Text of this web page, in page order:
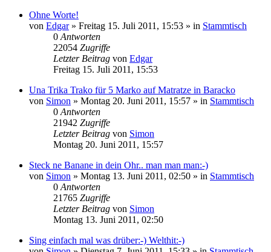
Ohne Worte!
von Edgar» Freitag 15. Juli 2011, 15:53 » in Stammtisch
0 Antworten
22054 Zugriffe
Letzter Beitrag von Edgar
Freitag 15. Juli 2011, 15:53
Una Trika Trako für 5 Marko auf Matratze in Baracko
von Simon » Montag 20. Juni 2011, 15:57 » in Stammtisch
0 Antworten
21942 Zugriffe
Letzter Beitrag von Simon
Montag 20. Juni 2011, 15:57
Steck ne Banane in dein Ohr.. man man man:-)
von Simon » Montag 13. Juni 2011, 02:50 » in Stammtisch
0 Antworten
21765 Zugriffe
Letzter Beitrag von Simon
Montag 13. Juni 2011, 02:50
Sing einfach mal was drüber:-) Welthit:-)